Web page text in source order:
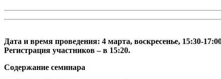
Дата и время проведения: 4 марта, воскресенье, 15:30-
Регистрация участников – в 15:20.
Содержание семинара